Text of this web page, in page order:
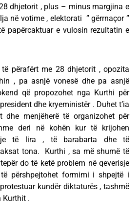
dhjetorit , plus – minus margjina e
në votime , elektorati ” gërrnaçor ”
papërcaktuar e vulosin rezultatin e
përafërt me 28 dhjetorit , opozita
, pa asnjë vonesë dhe pa asnjë
që propozohet nga Kurthi për
dhe kryeministër . Duhet t’ia
dhe menjëherë të organizohet për
deri në kohën kur të krijohen
të lira , të barabarta dhe të
tona. Kurthi , sa më shumë të
do të ketë problem në qeverisje
përshpejtohet formimi i shpejtë i
kundër diktaturës , tashmë
Kurthit .